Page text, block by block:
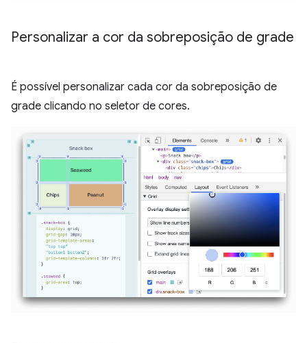
Personalizar a cor da sobreposição de grade
É possível personalizar cada cor da sobreposição de
grade clicando no seletor de cores.